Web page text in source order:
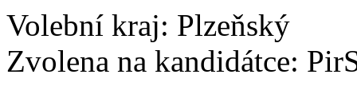
Volební kraj: Plzeňský
Zvolena na kandidátce: